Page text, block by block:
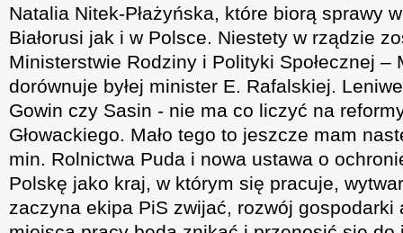
Natalia Nitek-Płażyńska, które biorą sprawy
Białorusi jak i w Polsce. Niestety w rządzie
Ministerstwie Rodziny i Polityki Społecznej –
dorównuje byłej minister E. Rafalskiej.
Gowin czy Sasin - nie ma co liczyć na
Głowackiego. Mało tego to jeszcze mam
min. Rolnictwa Puda i nowa ustawa o
Polskę jako kraj, w którym się pracuje,
zaczyna ekipa PiS zwijać, rozwój gospodarki